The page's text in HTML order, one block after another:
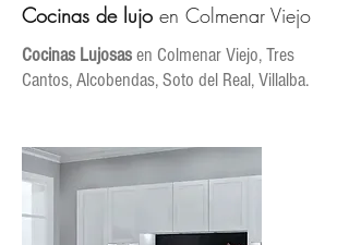
Cocinas de lujo en Colmenar Viejo
Cocinas Lujosasen Colmenar Viejo, Tres
Cantos, Alcobendas, Soto del Real, Villalba.